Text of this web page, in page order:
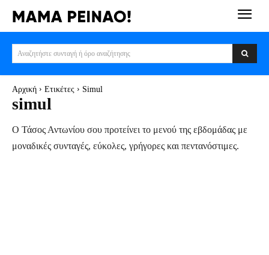
Αναζητήστε συνταγή ή όρο αναζήτησης
Αρχική Ετικέτες Simul
simul
Ο Τάσος Αντωνίου σου προτείνει το μενού της εβδομάδας με
μοναδικές συνταγές, εύκολες, γρήγορες και πεντανόστιμες.